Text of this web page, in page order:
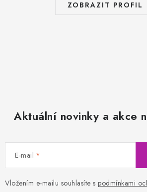
ZOBRAZIT PROFIL
Aktuální novinky a akce
E-mail
Vložením e-mailu souhlasíte s podmínkami